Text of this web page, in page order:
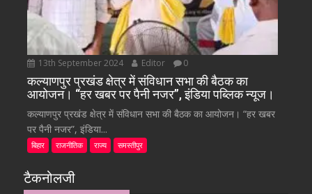
13th September 2024 Editor 0
कल्याणपुर प्रखंड क्षेत्र में संविधान सभा की बैठक का
आयोजन। “हर खबर पर पैनी नजर”, इंडिया पब्लिक न्यूज।
कल्याणपुर प्रखंड क्षेत्र में संविधान सभा की बैठक का आयोजन। “हर खबर
पर पैनी नजर”, इंडिया...
बिहार राजनीतिक राज्य समस्तीपुर
टैकनोलजी